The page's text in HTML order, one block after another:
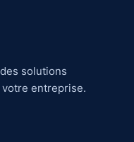
solutions
entreprise.